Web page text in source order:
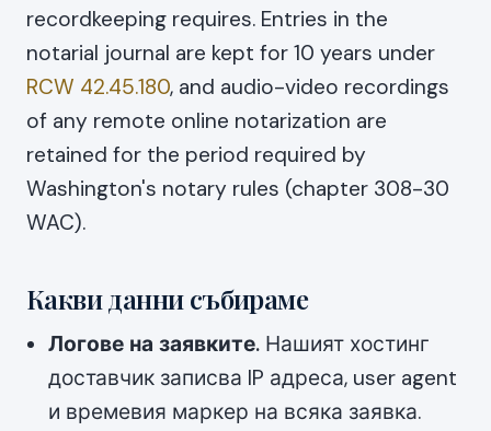
recordkeeping requires. Entries in the
notarial journal are kept for 10 years under
RCW 42.45.180, and audio-video recordings
of any remote online notarization are
retained for the period required by
Washington's notary rules (chapter 308-30
WAC).
Какви данни събираме
Логове на заявките. Нашият хостинг
доставчик записва IP адреса, user agent
и времевия маркер на всяка заявка.